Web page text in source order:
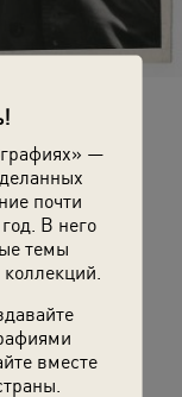
—
почти
В него
темы
вместе